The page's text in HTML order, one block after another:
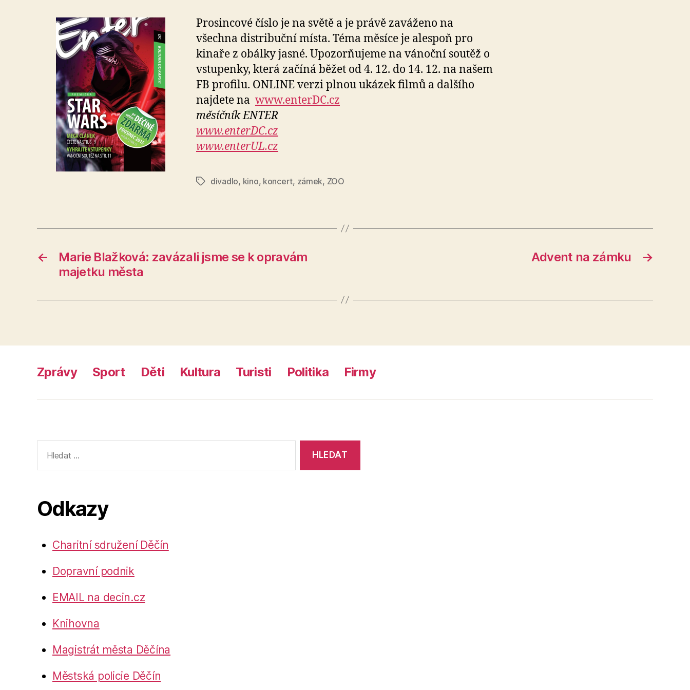
Prosincové číslo je na světě a je právě zaváženo na
všechna distribuční místa. Téma měsíce je alespoň pro
kinaře z obálky jasné. Upozorňujeme na vánoční soutěž o
vstupenky, která začíná běžet od 4. 12. do 14. 12. na našem
FB profilu. ONLINE verzi plnou ukázek filmů a dalšího
najdete na www.enterDC.cz
měsíčník ENTER
www.enterDC.cz
www.enterUL.cz
Štítkydivadlo, kino, koncert, zámek, ZOO
←
Marie Blažková: zavázali jsme se k opravám
majetku města
→
Advent na zámku
Zprávy Sport Děti Kultura Turisti Politika Firmy
vyhledávání:
Odkazy
Charitní sdružení Děčín
Dopravní podnik
EMAIL na decin.cz
Knihovna
Magistrát města Děčína
Městská policie Děčín